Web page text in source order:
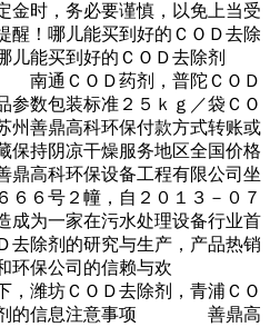
金时，务必要谨慎，以免上当受
醒！哪儿能买到好的ＣＯＤ去除
能买到好的ＣＯＤ去除剂
ＣＯＤ药剂，普陀ＣＯＤ
数包装标准２５ｋｇ／袋ＣＯ
州善鼎高科环保付款方式转账或
保持阴凉干燥服务地区全国价格
科环保设备工程有限公司坐
６６号２幢，自２０１３－０７
成为一家在污水处理设备行业首
去除剂的研究与生产，产品热销
环保公司的信赖与欢
坊ＣＯＤ去除剂，青浦ＣＯ
除剂的信息注意事项 善鼎高